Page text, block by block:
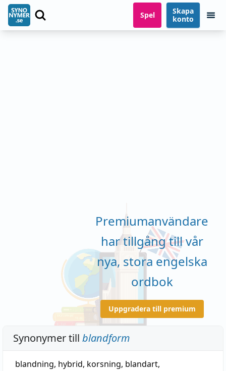
Spel
Skapa
konto
Premiumanvändare
har tillgång till vår
nya, stora engelska
ordbok
Uppgradera till premium
Synonymer till blandform
blandning, hybrid, korsning, blandart,